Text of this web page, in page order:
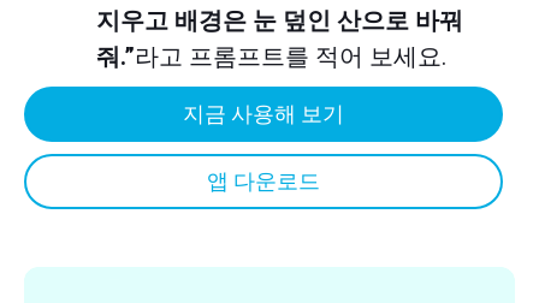
지우고 배경은 눈 덮인 산으로 바꿔
줘.”라고 프롬프트를 적어 보세요.
지금 사용해 보기
앱 다운로드